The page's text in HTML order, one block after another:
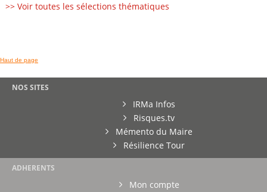
>> Voir toutes les sélections thématiques
Haut de page
NOS SITES
IRMa Infos
Risques.tv
Mémento du Maire
Résilience Tour
ADHERENTS
Mon compte